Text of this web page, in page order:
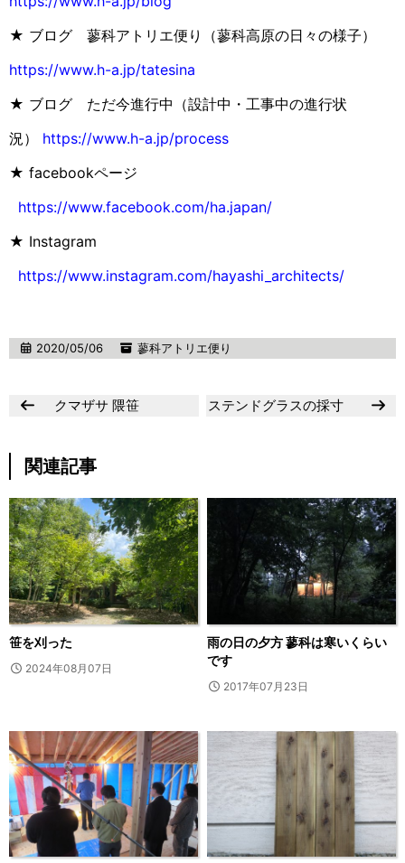
★ ブログ 蓼科アトリエ便り（蓼科高原の日々の様子）
https://www.h-a.jp/tatesina
★ ブログ ただ今進行中（設計中・工事中の進行状
況） https://www.h-a.jp/process
★ facebookページ
https://www.facebook.com/ha.japan/
★ Instagram
https://www.instagram.com/hayashi_architects/
2020/05/06 蓼科アトリエ便り
クマザサ 隈笹 ステンドグラスの採寸
関連記事
笹を刈った
2024年08月07日
雨の日の夕方 蓼科は寒いくらい
です
2017年07月23日